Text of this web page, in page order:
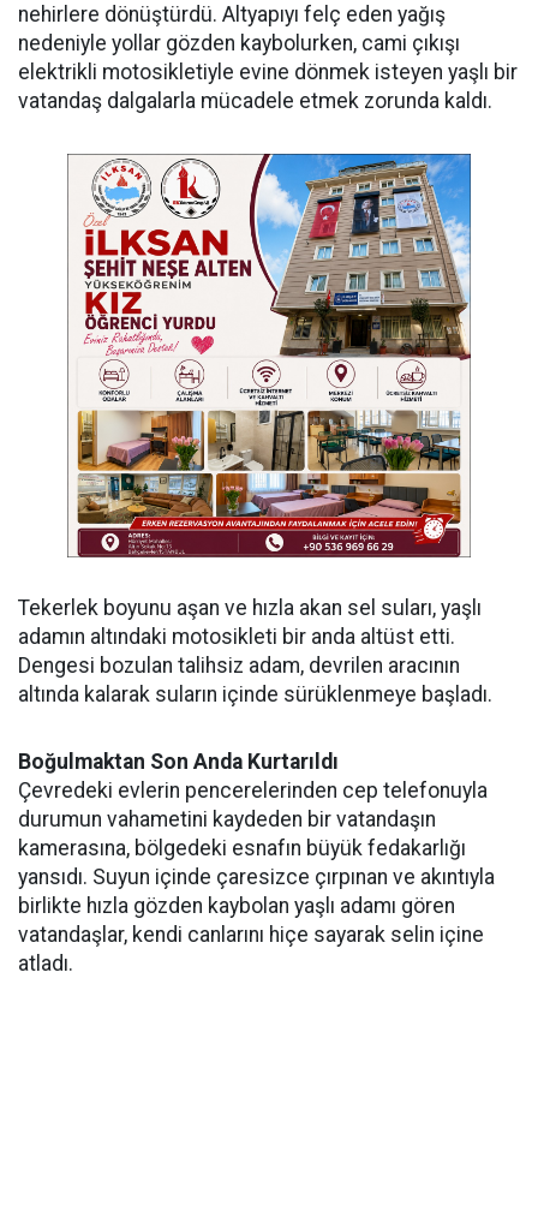
nehirlere dönüştürdü. Altyapıyı felç eden yağış
nedeniyle yollar gözden kaybolurken, cami çıkışı
elektrikli motosikletiyle evine dönmek isteyen yaşlı bir
vatandaş dalgalarla mücadele etmek zorunda kaldı.
Tekerlek boyunu aşan ve hızla akan sel suları, yaşlı
adamın altındaki motosikleti bir anda altüst etti.
Dengesi bozulan talihsiz adam, devrilen aracının
altında kalarak suların içinde sürüklenmeye başladı.
Boğulmaktan Son Anda Kurtarıldı
Çevredeki evlerin pencerelerinden cep telefonuyla
durumun vahametini kaydeden bir vatandaşın
kamerasına, bölgedeki esnafın büyük fedakarlığı
yansıdı. Suyun içinde çaresizce çırpınan ve akıntıyla
birlikte hızla gözden kaybolan yaşlı adamı gören
vatandaşlar, kendi canlarını hiçe sayarak selin içine
atladı.